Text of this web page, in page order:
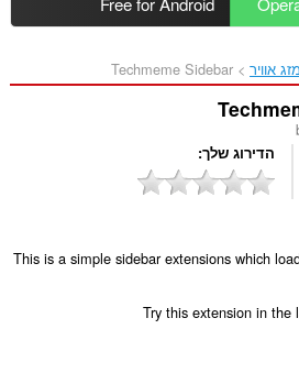
אוויר Techmeme Sidebar‎
הדירוג שלך
This is a simple sidebar extensions which
Try this extension in the